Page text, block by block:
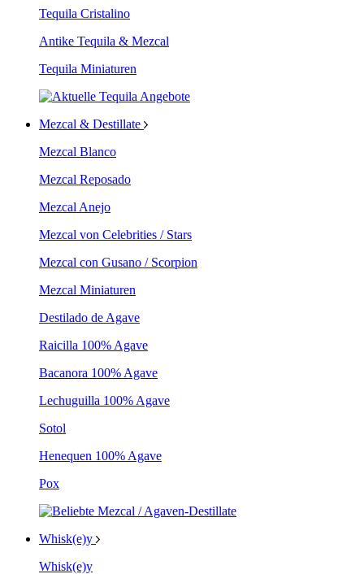
Tequila Cristalino
Antike Tequila & Mezcal
Tequila Miniaturen
Mezcal & Destillate
Mezcal Blanco
Mezcal Reposado
Mezcal Anejo
Mezcal von Celebrities / Stars
Mezcal con Gusano / Scorpion
Mezcal Miniaturen
Destilado de Agave
Raicilla 100% Agave
Bacanora 100% Agave
Lechuguilla 100% Agave
Sotol
Henequen 100% Agave
Pox
Whisk(e)y
Whisk(e)y